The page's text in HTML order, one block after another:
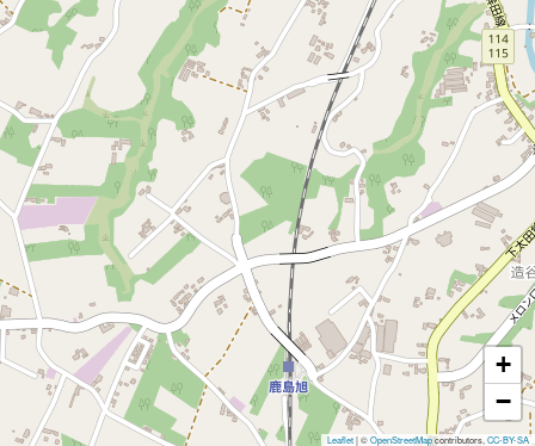
+
−
Leaflet|©OpenStreetMapcontributors, CC-BY-SA